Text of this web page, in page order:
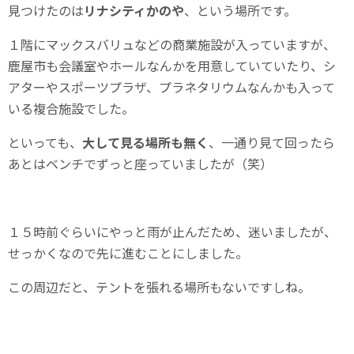
見つけたのはリナシティかのや、という場所です。
１階にマックスバリュなどの商業施設が入っていますが、
鹿屋市も会議室やホールなんかを用意していていたり、シ
アターやスポーツプラザ、プラネタリウムなんかも入って
いる複合施設でした。
といっても、 大して見る場所も無く 、一通り見て回ったら
あとはベンチでずっと座っていましたが（笑）
１５時前ぐらいにやっと雨が止んだため、迷いましたが、
せっかくなので先に進むことにしました。
この周辺だと、テントを張れる場所もないですしね。